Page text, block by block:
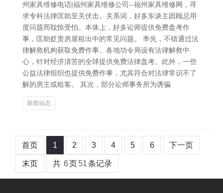
州家具维修电话|福州家具维修公司--福州家具维修网，寻
求专科法律匡助至关伏击。关系词，好多东谈主因顾忌用
度问题而耽惊受怕。本体上，好多讼师提供免费盘考作
事，匡助贬责房屋租出中的常见问题。 率先，不错通过法
律解救机构获取免费作事。各地功令局设有法律解救中
心，针对经济清苦的全球提供免费法律盘考。此外，一些
公益法律组织也提供免费作事，尤其符合对法律常识不了
解的房主或租客。 其次，部分讼师事务所为诱骗
新闻动态
首页 1 2 3 4 5 6 下一页
末页 共 6页51条记录